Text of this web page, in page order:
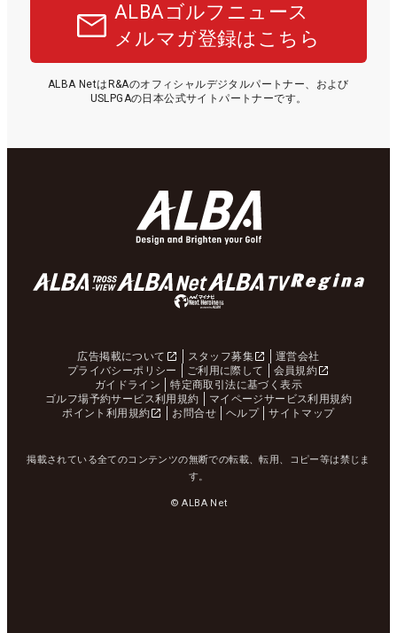
ALBAゴルフニュース
メルマガ登録はこちら
ALBA NetはR&Aのオフィシャルデジタルパートナー、および
USLPGAの日本公式サイトパートナーです。
広告掲載について スタッフ募集
運営会社
プライバシーポリシー
ご利用に際して
会員規約
ガイドライン
特定商取引法に基づく表示
ゴルフ場予約サービス利用規約
マイページサービス利用規約
ポイント利用規約
お問合せ ヘルプ サイトマップ
掲載されている全てのコンテンツの無断での転載、転用、コピー等は禁じま
す。
© ALBA Net